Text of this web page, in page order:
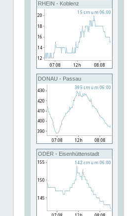
RHEIN - Koblenz
DONAU - Passau
ODER - Eisenhüttenstadt